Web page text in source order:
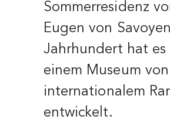
Sommerresidenz
Eugen von
Jahrhundert hat es
einem Museum von
internationalem
entwickelt.